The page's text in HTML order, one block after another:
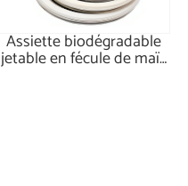
Assiette biodégradable
jetable en fécule de maïs